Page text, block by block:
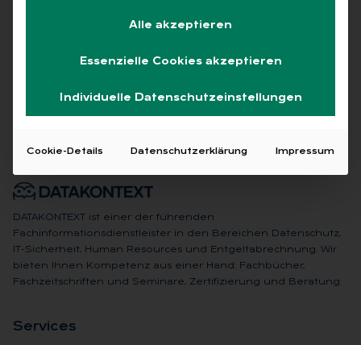
Keine Beiträge gefunden
DATAKONTEXT ist einer der führenden
Fachinformationsdienstleister in den Bereichen Datenschutz,
IT-Sicherheit, Human Resources und Entgeltabrechnung. Wir
bieten Ihnen Kompetenz aus einer Hand: Fachbücher,
Fachzeitschriften und Seminare, Zertifizierung und Beratung.
Ser­vices
Alle akzeptieren
Essenzielle Cookies akzeptieren
Individuelle Datenschutzeinstellungen
Cookie-Details Datenschutzerklärung Impressum